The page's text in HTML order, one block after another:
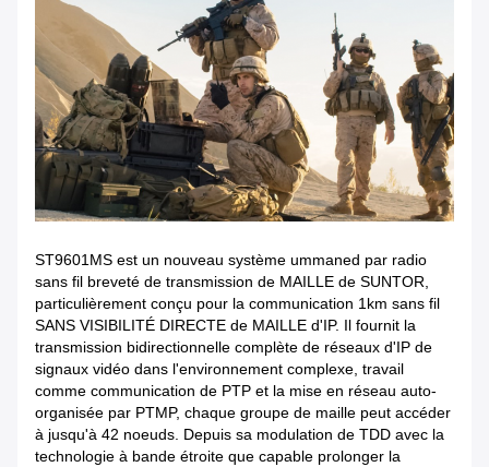
ST9601MS est un nouveau système ummaned par radio
sans fil breveté de transmission de MAILLE de SUNTOR,
particulièrement conçu pour la communication 1km sans fil
SANS VISIBILITÉ DIRECTE de MAILLE d'IP. Il fournit la
transmission bidirectionnelle complète de réseaux d'IP de
signaux vidéo dans l'environnement complexe, travail
comme communication de PTP et la mise en réseau auto-
organisée par PTMP, chaque groupe de maille peut accéder
à jusqu'à 42 noeuds. Depuis sa modulation de TDD avec la
technologie à bande étroite que capable prolonger la